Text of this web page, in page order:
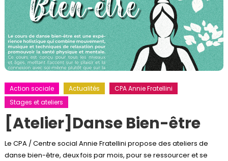
Action sociale Actualités
CPA Annie Fratellini
Stages et ateliers
[Atelier]Danse Bien-être
Le CPA / Centre social Annie Fratellini propose des ateliers de
danse bien-être, deux fois par mois, pour se ressourcer et se